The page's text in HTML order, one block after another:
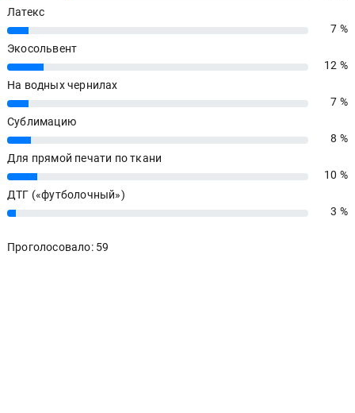
Латекс
7%
7 %
Экосольвент
12%
12 %
На водных чернилах
7%
7 %
Сублимацию
8%
8 %
Для прямой печати по ткани
10%
10 %
ДТГ («футболочный»)
3% 3 %
Проголосовало: 59